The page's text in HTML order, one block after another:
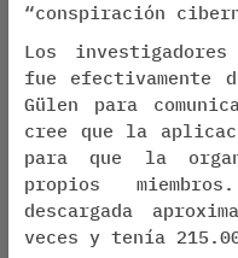
“conspiración
Los
fue efectivamente
Gülen para
cree que la
para que la
propios
descargada
veces y tenía